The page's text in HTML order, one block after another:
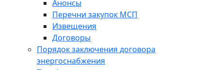
Анонсы
Перечни закупок МСП
Извещения
Договоры
Порядок заключения договора
энергоснабжения